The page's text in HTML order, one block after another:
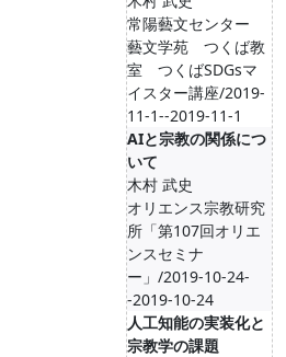
常陽藝文センター
藝文学苑 つくば教
室 つくばSDGsマ
イスター講座/2019-
11-1--2019-11-1
AIと宗教の関係につ
いて
木村 武史
オリエンス宗教研究
所「第107回オリエ
ンスセミナ
ー」/2019-10-24-
-2019-10-24
人工知能の実装化と
宗教学の課題